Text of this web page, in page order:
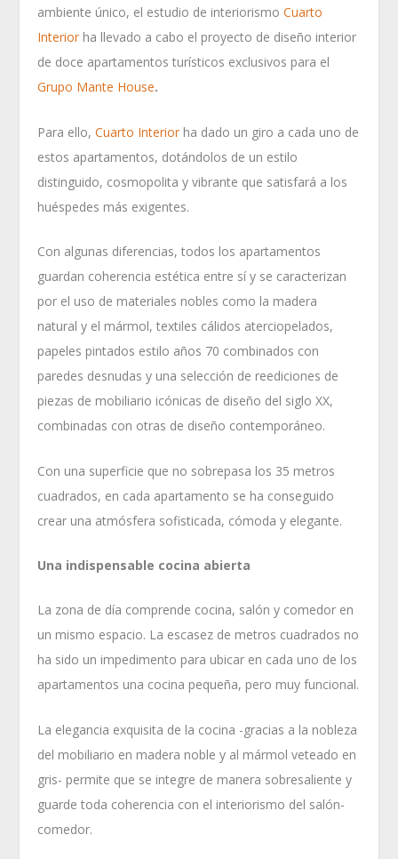
ambiente único, el estudio de interiorismoCuarto
Interior ha llevado a cabo el proyecto de diseño interior
de doce apartamentos turísticos exclusivos para el
Grupo Mante House.
Para ello,Cuarto Interior ha dado un giro a cada uno de
estos apartamentos, dotándolos de un estilo
distinguido, cosmopolita y vibrante que satisfará a los
huéspedes más exigentes.
Con algunas diferencias, todos los apartamentos
guardan coherencia estética entre sí y se caracterizan
por el uso de materiales nobles como la madera
natural y el mármol, textiles cálidos aterciopelados,
papeles pintados estilo años 70 combinados con
paredes desnudas y una selección de reediciones de
piezas de mobiliario icónicas de diseño del siglo XX,
combinadas con otras de diseño contemporáneo.
Con una superficie que no sobrepasa los 35 metros
cuadrados, en cada apartamento se ha conseguido
crear una atmósfera sofisticada, cómoda y elegante.
Una indispensable cocina abierta
La zona de día comprende cocina, salón y comedor en
un mismo espacio. La escasez de metros cuadrados no
ha sido un impedimento para ubicar en cada uno de los
apartamentos una cocina pequeña, pero muy funcional.
La elegancia exquisita de la cocina -gracias a la nobleza
del mobiliario en madera noble y al mármol veteado en
gris- permite que se integre de manera sobresaliente y
guarde toda coherencia con el interiorismo del salón-
comedor.